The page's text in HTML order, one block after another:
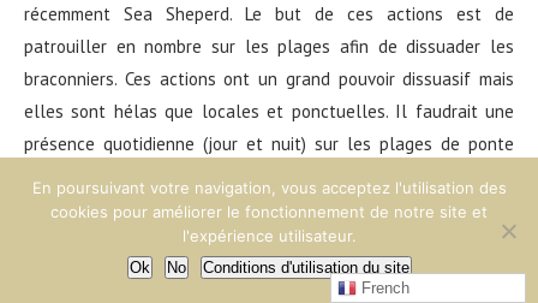
récemment Sea Sheperd. Le but de ces actions est de
patrouiller en nombre sur les plages afin de dissuader les
braconniers. Ces actions ont un grand pouvoir dissuasif mais
elles sont hélas que locales et ponctuelles. Il faudrait une
présence quotidienne (jour et nuit) sur les plages de ponte
gardes assermentés serait une des solutions pour limiter et
éradiquer le braconnage. Les responsables politiques locaux
doivent également prendre en considération l’importance du
En poursuivant votre navigation, vous acceptez l'utilisation des
cookies pour améliorer le fonctionnement de notre site et
l'expérience utilisateur.
Ok No
Conditions d'utilisation du site
French